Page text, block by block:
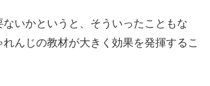
いかというと、そういったこともな
んじの教材が大きく効果を発揮するこ